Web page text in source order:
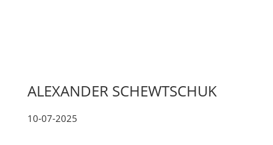
ALEXANDER SCHEWTSCHUK
10-07-2025